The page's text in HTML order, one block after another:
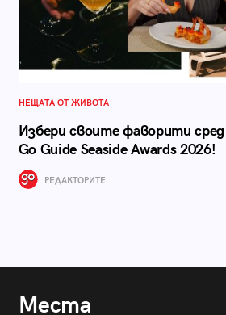
НЕЩАТА ОТ ЖИВОТА
Избери своите фаворити
Go Guide Seaside Awards 2026!
РЕДАКТОРИТЕ
Места